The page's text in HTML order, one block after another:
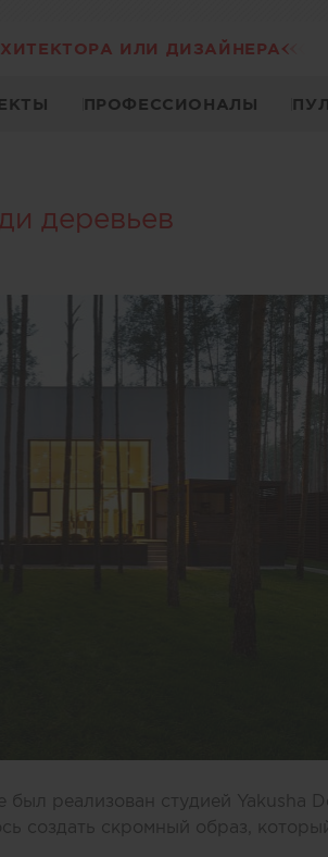
ИЛИ ДИЗАЙНЕРА
ПРОФЕССИОНАЛЫ
деревьев
реализован студией Yakusha
создать скромный образ,